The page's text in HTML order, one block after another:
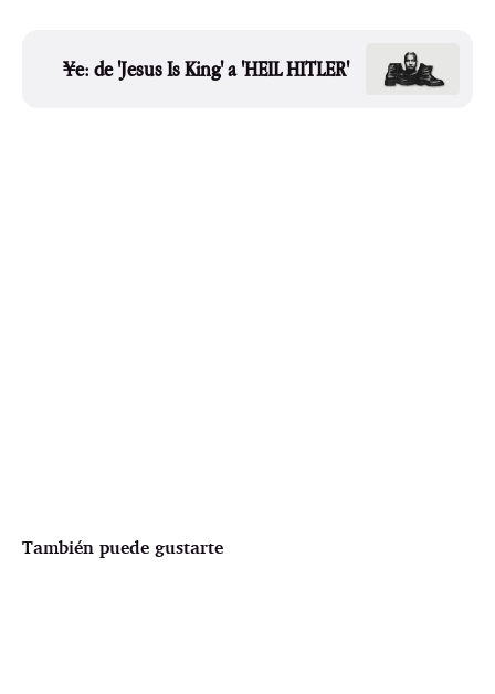
¥e: de 'Jesus Is King' a 'HEIL HITLER'
También puede gustarte